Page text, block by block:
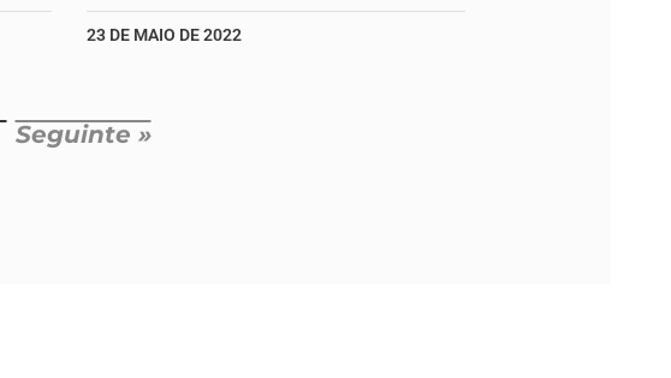
23 DE MAIO DE 2022
Seguinte »